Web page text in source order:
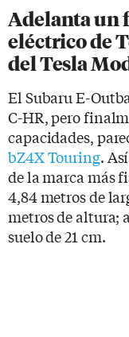
Adelanta un
eléctrico de
del Tesla
El Subaru E-
C-HR, pero
capacidades,
bZ4X Touring.
de la marca más
4,84 metros de
metros de altura;
suelo de 21 cm.